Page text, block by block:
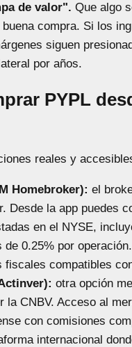
de valor". Que algo
compra. Si los
siguen
por años.
PYPL
reales y
Homebroker): el
Desde la app puedes
en el NYSE,
de 0.25% por
fiscales compatibles
otra opción
la CNBV. Acceso al
con comisiones
internacional